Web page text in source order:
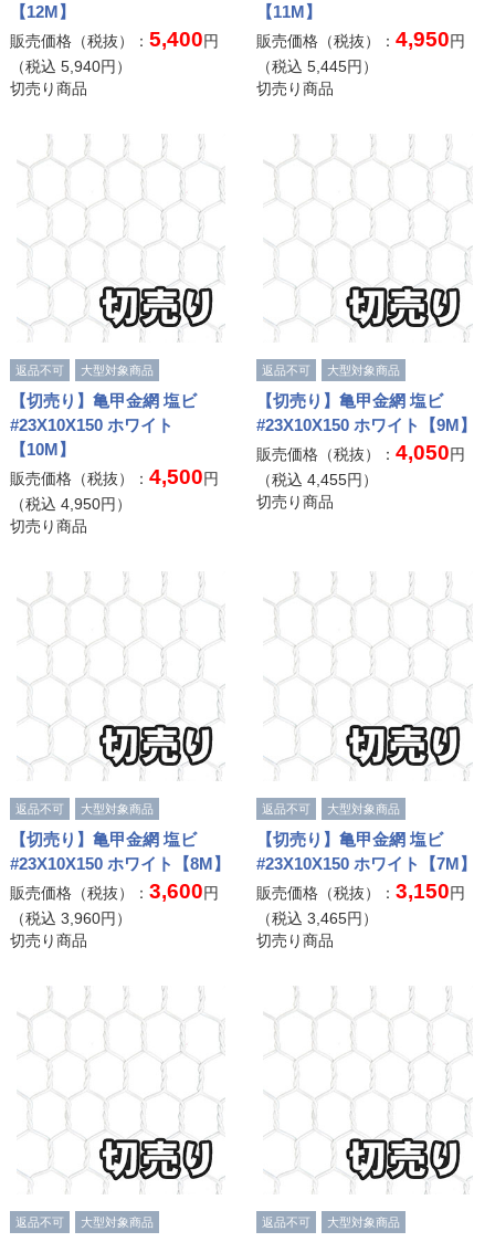
【12M】
販売価格（税抜）： 5,400円
（税込 5,940円）
切売り商品
【11M】
販売価格（税抜）：4,950円
（税込5,445円）
切売り商品
返品不可 大型対象商品
【切売り】亀甲金網 塩ビ
#23X10X150 ホワイト
【10M】
販売価格（税抜）： 4,500円
（税込 4,950円）
切売り商品
返品不可 大型対象商品
【切売り】亀甲金網 塩ビ
#23X10X150 ホワイト【9M】
販売価格（税抜）：4,050円
（税込4,455円）
切売り商品
返品不可 大型対象商品
【切売り】亀甲金網 塩ビ
#23X10X150 ホワイト【8M】
販売価格（税抜）： 3,600円
（税込 3,960円）
切売り商品
返品不可 大型対象商品
【切売り】亀甲金網 塩ビ
#23X10X150 ホワイト【7M】
販売価格（税抜）：3,150円
（税込3,465円）
切売り商品
返品不可 大型対象商品 返品不可 大型対象商品